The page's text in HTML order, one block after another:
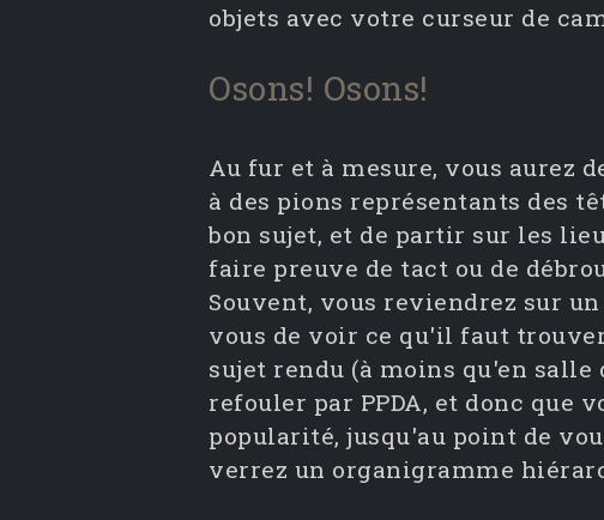
objets avec votre curseur de
Osons! Osons!
Au fur et à mesure, vous aurez
à des pions représentants des
bon sujet, et de partir sur les
faire preuve de tact ou de
Souvent, vous reviendrez sur
vous de voir ce qu'il faut
sujet rendu (à moins qu'en salle
refouler par PPDA, et donc que
popularité, jusqu'au point de
verrez un organigramme